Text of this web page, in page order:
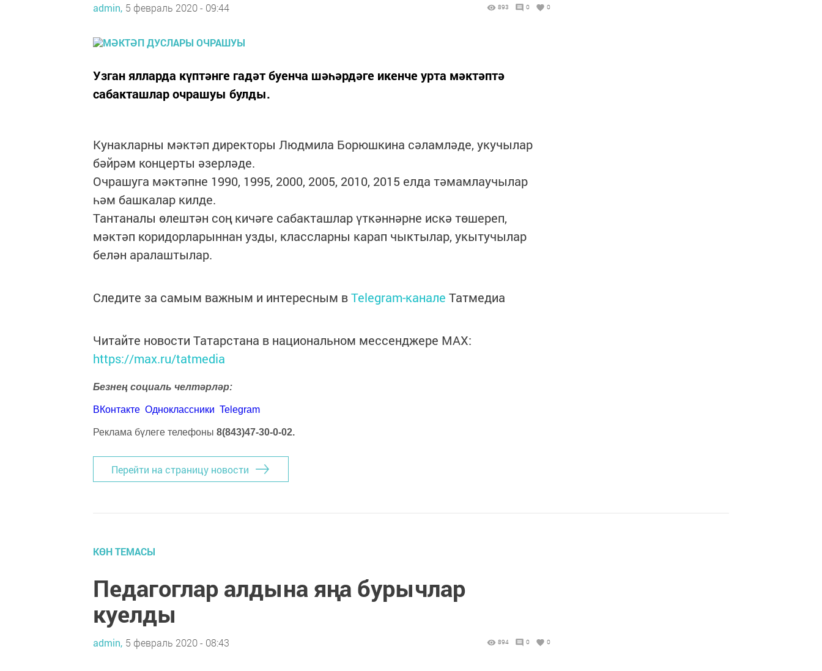
admin, 5 февраль 2020 - 09:44 893 0 0
Узган ялларда күптәнге гадәт буенча шәһәрдәге икенче урта мәктәптә
сабакташлар очрашуы булды.
Кунакларны мәктәп директоры Людмила Борюшкина сәламләде, укучылар
бәйрәм концерты әзерләде.
Очрашуга мәктәпне 1990, 1995, 2000, 2005, 2010, 2015 елда тәмамлаучылар
һәм башкалар килде.
Тантаналы өлештән соң кичәге сабакташлар үткәннәрне искә төшереп,
мәктәп коридорларыннан узды, классларны карап чыктылар, укытучылар
белән аралаштылар.
Следите за самым важным и интересным вTelegram-канале Татмедиа
Читайте новости Татарстана в национальном мессенджере MАХ:
https://max.ru/tatmedia
Безнең социаль челтәрләр:
ВКонтакте Одноклассники Telegram
Реклама бүлеге телефоны 8(843)47-30-0-02.
Перейти на страницу новости
КӨН ТЕМАСЫ
Педагоглар алдына яңа бурычлар
куелды
admin, 5 февраль 2020 - 08:43 894 0 0